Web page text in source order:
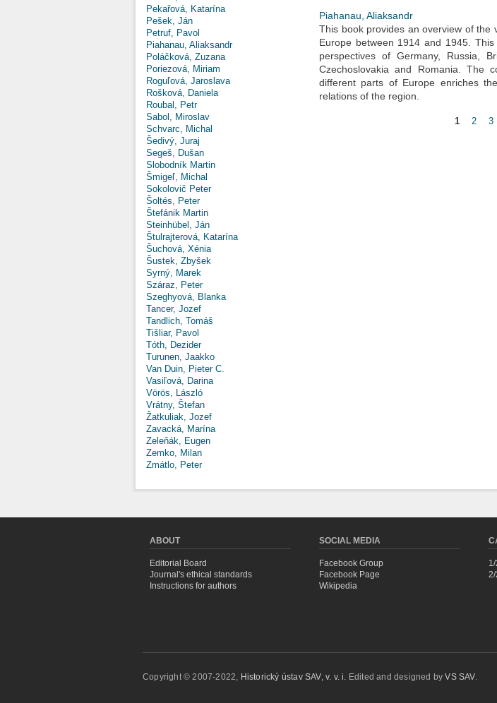
Pekařová, Katarína
Pešek, Ján
Petruf, Pavol
Piahanau, Aliaksandr
Poláčková, Zuzana
Poriezová, Miriam
Roguľová, Jaroslava
Rošková, Daniela
Roubal, Petr
Sabol, Miroslav
Schvarc, Michal
Šedivý, Juraj
Segeš, Dušan
Slobodník Martin
Šmigeľ, Michal
Sokolovič Peter
Šoltés, Peter
Štefánik Martin
Steinhübel, Ján
Štulrajterová, Katarína
Šuchová, Xénia
Šustek, Zbyšek
Syrný, Marek
Száraz, Peter
Szeghyová, Blanka
Tancer, Jozef
Tandlich, Tomáš
Tišliar, Pavol
Tóth, Dezider
Turunen, Jaakko
Van Duin, Pieter C.
Vasiľová, Darina
Vörös, László
Vrátny, Štefan
Žatkuliak, Jozef
Zavacká, Marína
Zeleňák, Eugen
Zemko, Milan
Zmátlo, Peter
Piahanau, Aliaksandr
This book provides an overview of the
Europe between 1914 and 1945.
perspectives of Germany, Russia,
Czechoslovakia and Romania. The
different parts of Europe enriches
relations of the region.
1 2 3
ABOUT
Editorial Board
Journal's ethical standards
Instructions for authors
SOCIAL MEDIA
Facebook Group
Facebook Page
Wikipedia
Copyright © 2007-2022, Historický ústav SAV, v. v. i. Edited and designed byVS SAV.